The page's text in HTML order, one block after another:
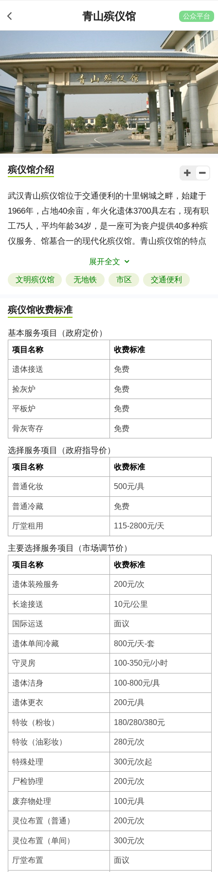
青山殡仪馆 公众平台
殡仪馆介绍
武汉青山殡仪馆位于交通便利的十里钢城之畔，始建于
1966年，占地40余亩，年火化遗体3700具左右，现有职
工75人，平均年龄34岁，是一座可为丧户提供40多种殡
仪服务、馆墓合一的现代化殡仪馆。青山殡仪馆的特点
是布局精巧，功能齐备，方寸之地，匠心独到，服务态
度和服务质量优良、服务环境园林化、设施设备现代
化、管理规范化。多年来，青山馆重视企业文化建设，
位的风采，把健康与快乐的生命理念传递到千家万户。
馆坚持“三声四心五满意”的服务原则，强调以人为本，
丧户至上，各项服务深受社会各界好评，连续七次获评
省级文明单位，多次获得市局绩效管理优胜单位，2012
年还被民政部授予全国殡葬改革示范单位。
展开全文
文明殡仪馆 无地铁 市区 交通便利
殡仪馆收费标准
基本服务项目（政府定价）
项目名称 收费标准
遗体接送 免费
捡灰炉 免费
平板炉 免费
骨灰寄存 免费
选择服务项目（政府指导价）
项目名称 收费标准
普通化妆 500元/具
普通冷藏 免费
厅堂租用 115-2800元/天
主要选择服务项目（市场调节价）
项目名称 收费标准
遗体装殓服务 200元/次
长途接送 10元/公里
国际运送 面议
遗体单间冷藏 800元/天-套
守灵房 100-350元/小时
遗体洁身 100-800元/具
遗体更衣 200元/具
特妆（粉妆） 180/280/380元
特妆（油彩妆） 280元/次
特殊处理 300元/次起
尸检协理 200元/次
废弃物处理 100元/具
灵位布置（普通） 200元/次
灵位布置（单间） 300元/次
厅堂布置 面议